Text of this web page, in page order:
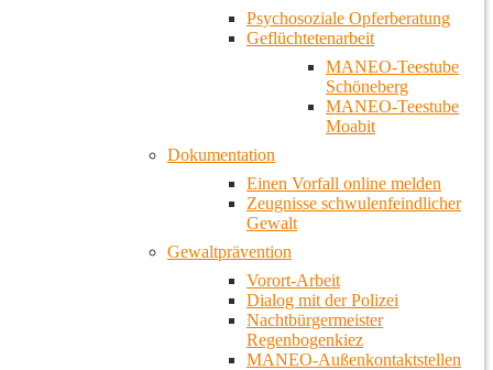
Psychosoziale Opferberatung
Geflüchtetenarbeit
MANEO-Teestube
Schöneberg
MANEO-Teestube
Moabit
Dokumentation
Einen Vorfall online melden
Zeugnisse schwulenfeindlicher
Gewalt
Gewaltprävention
Vorort-Arbeit
Dialog mit der Polizei
Nachtbürgermeister
Regenbogenkiez
MANEO-Außenkontaktstellen